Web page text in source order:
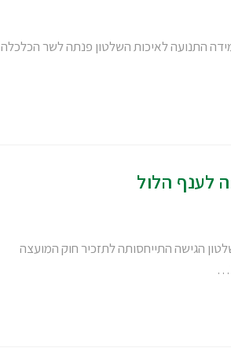
התנועה לאיכות השלטון פנתה לשר הכלכלה
לענף הלול
הגישה התייחסותה לתזכיר חוק המועצה